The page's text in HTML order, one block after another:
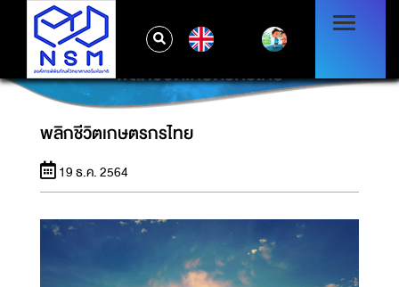
พลิกชีวิตเกษตรกรไทย
พลิกชีวิตเกษตรกรไทย
19 ธ.ค. 2564